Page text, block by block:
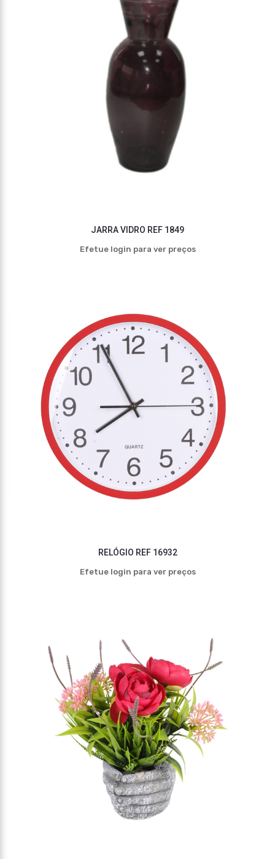
JARRA VIDRO REF 1849
Efetue login para ver preços
RELÓGIO REF 16932
Efetue login para ver preços